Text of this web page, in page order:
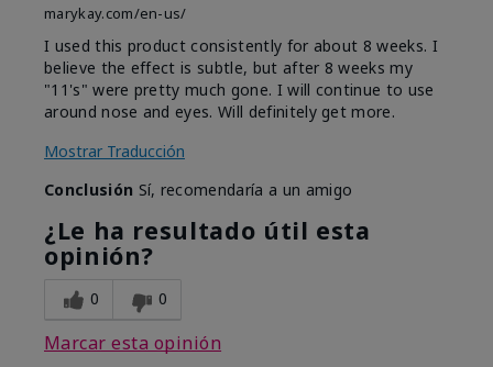
marykay.com/en-us/
I used this product consistently for about 8 weeks. I
believe the effect is subtle, but after 8 weeks my
"11's" were pretty much gone. I will continue to use
around nose and eyes. Will definitely get more.
Mostrar Traducción
Conclusión Sí, recomendaría a un amigo
¿Le ha resultado útil esta
opinión?
0 0
Marcar esta opinión